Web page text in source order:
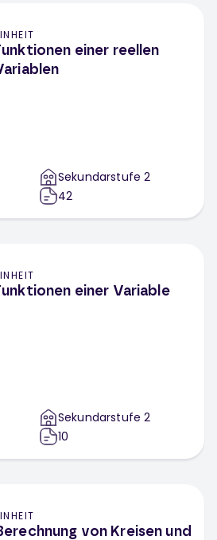
einer reellen
Sekundarstufe 2
42
einer Variable
Sekundarstufe 2
10
von Kreisen und